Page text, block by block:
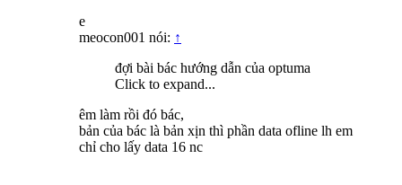
e
meocon001 nói: ↑
đợi bài bác hướng dẫn của optuma
Click to expand...
êm làm rồi đó bác,
bản của bác là bản xịn thì phần data ofline lh em
chỉ cho lấy data 16 nc